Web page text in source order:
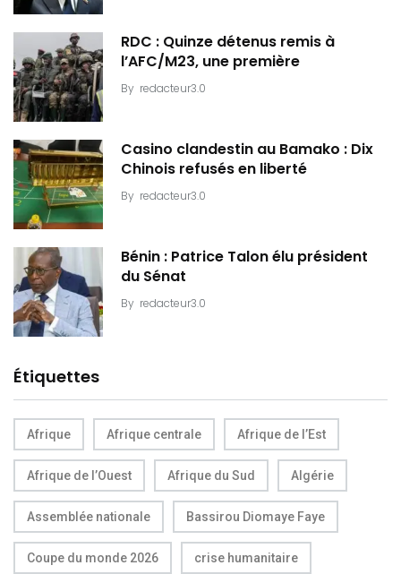
RDC : Quinze détenus remis à
l’AFC/M23, une première
By redacteur3.0
Casino clandestin au Bamako : Dix
Chinois refusés en liberté
By redacteur3.0
Bénin : Patrice Talon élu président
du Sénat
By redacteur3.0
Étiquettes
Afrique Afrique centrale Afrique de l’Est
Afrique de l’Ouest Afrique du Sud Algérie
Assemblée nationale Bassirou Diomaye Faye
Coupe du monde 2026 crise humanitaire